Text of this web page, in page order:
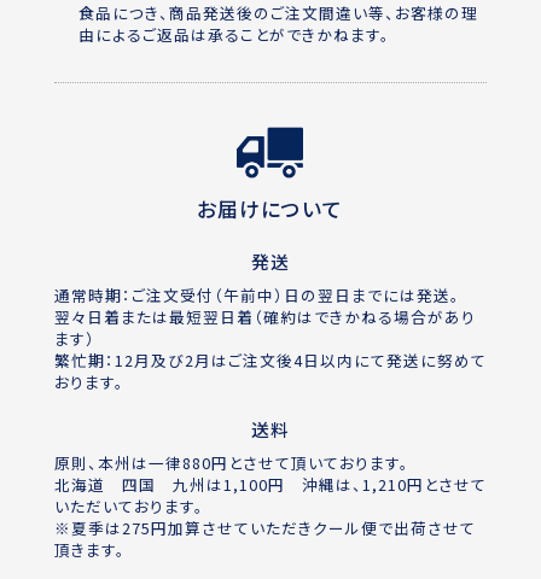
食品につき、商品発送後のご注文間違い等、お客様の理
由によるご返品は承ることができかねます。
お届けについて
発送
通常時期：ご注文受付（午前中）日の翌日までには発送。
翌々日着または最短翌日着（確約はできかねる場合があり
ます）
繁忙期：12月及び2月はご注文後4日以内にて発送に努めて
おります。
送料
原則、本州は一律880円とさせて頂いております。
北海道 四国 九州は1,100円 沖縄は、1,210円とさせて
いただいております。
※夏季は275円加算させていただきクール便で出荷させて
頂きます。